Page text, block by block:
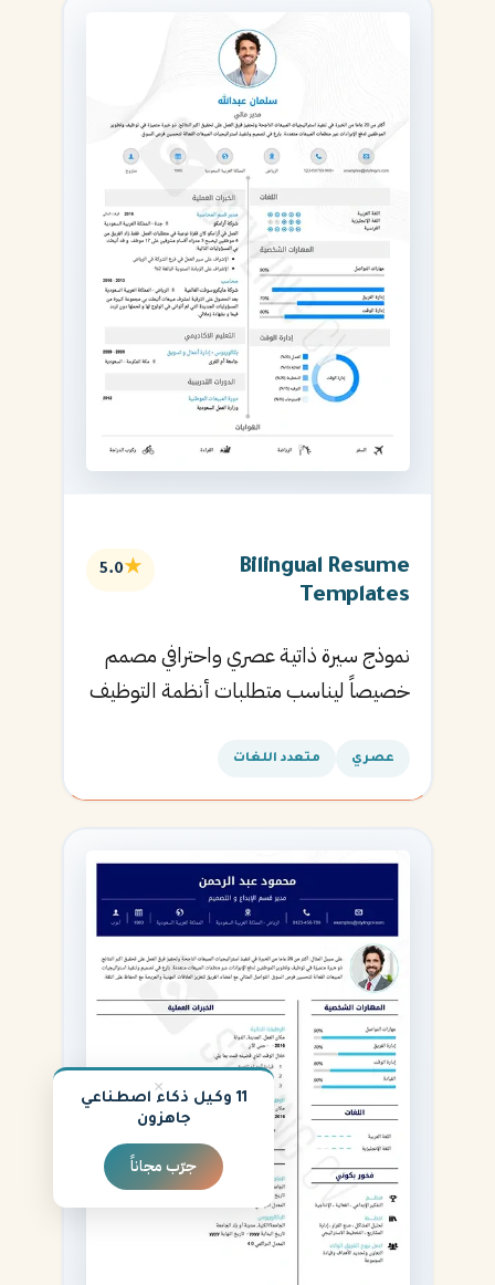
Bilingual Resume
Templates
★
5.0
نموذج سيرة ذاتية عصري واحترافي مصمم
خصيصاً ليناسب متطلبات أنظمة التوظيف
القادمة.
عصري متعدد اللغات
×
11 وكيل ذكاء اصطناعي
جاهزون
جرّب مجاناً